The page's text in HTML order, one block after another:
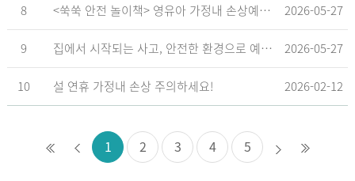
8 <쑥쑥 안전 놀이책> 영유아 가정내 손상예방_영유아 놀이형 교육 교재 2026-05-27
9 집에서 시작되는 사고, 안전한 환경으로 예방해요 2026-05-27
10 설 연휴 가정내 손상 주의하세요! 2026-02-12
1 2 3 4 5